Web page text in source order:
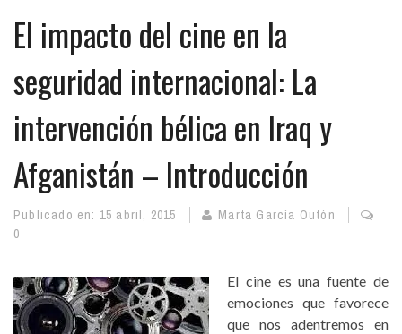
El impacto del cine en la
seguridad internacional: La
intervención bélica en Iraq y
Afganistán – Introducción
Publicado en: 15 abril, 2015
Marta García Outón
0
El cine es una fuente de
emociones que favorece
que nos adentremos en